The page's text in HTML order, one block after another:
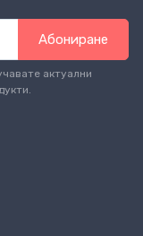
Абониране
актуални